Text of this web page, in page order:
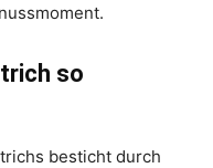
so
besticht durch